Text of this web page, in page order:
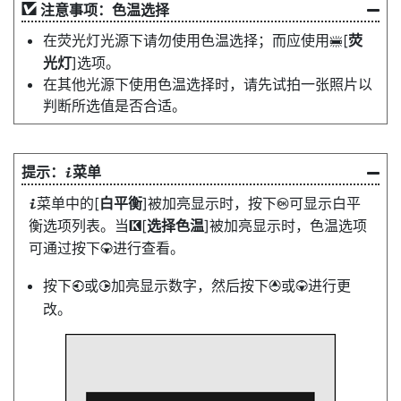
注意事项：色温选择
在荧光灯光源下请勿使用色温选择；而应使用I[荧
光灯]选项。
在其他光源下使用色温选择时，请先试拍一张照片以
判断所选值是否合适。
i菜单
i菜单中的[白平衡]被加亮显示时，按下J可显示白平
衡选项列表。当 K [选择色温]被加亮显示时，色温选项
可通过按下3进行查看。
按下4或2加亮显示数字，然后按下1或3进行更
改。